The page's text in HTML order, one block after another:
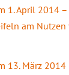
1. April 2014
am Nutzen
13. März 2014